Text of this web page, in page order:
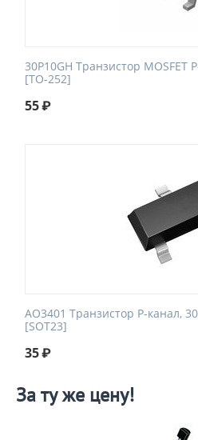
30P10GH Транзистор MOSFET
[TO-252]
55₽
AO3401 Транзистор P-канал,
[SOT23]
35₽
За ту же цену!